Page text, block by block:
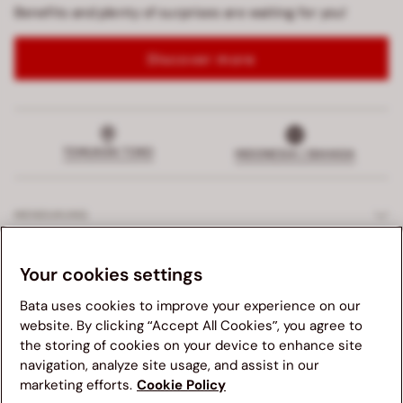
Kami menganjurkan anda untuk mengunjungi website Bata
yang sesuai dengan negara asal anda untuk pengalaman
terbaik. Mohon diingat bahwa ketersediaan barang, harga,
Benefits and plenty of surprises are waiting for you!
Discover more
INDONESIA | BAHASA
PERUSAHAAN
HUKUM
Your cookies settings
Bata uses cookies to improve your experience on our
website. By clicking “Accept All Cookies”, you agree to
the storing of cookies on your device to enhance site
navigation, analyze site usage, and assist in our
marketing efforts. Cookie Policy